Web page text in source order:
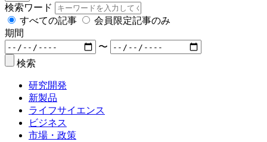
検索ワード
すべての記事
会員限定記事のみ
期間
〜
検索
研究開発
新製品
ライフサイエンス
ビジネス
市場・政策